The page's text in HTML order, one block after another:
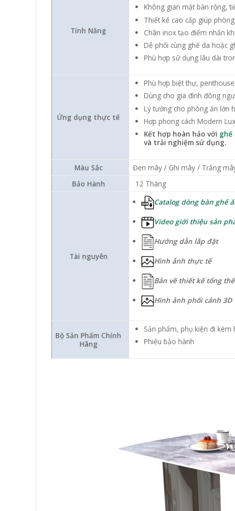
Tính Năng
Không gian mặt bàn rộng,
Thiết kế cao cấp giúp
Chân inox tạo điểm nhấn
Dễ phối cùng ghế da hoặc
Phù hợp sử dụng lâu dài
Ứng dụng thực tế
Phù hợp biệt thự,
Dùng cho gia đình đông
Lý tưởng cho phòng ăn lớn
Hợp phong cách Modern
Kết hợp hoàn hảo với ghế
và trải nghiệm sử dụng.
Màu Sắc
Đen mây / Ghi mây / Trắng
Bảo Hành
12 Tháng
Tài nguyên
Catalog dòng bàn ghế
Video giới thiệu sản
Hướng dẫn lắp đặt
Hình ảnh thực tế
Bản vẽ thiết kế tổng thể
Hình ảnh phối cảnh 3D
Bộ Sản Phẩm Chính
Hãng
Sản phẩm, phụ kiện đi
Phiếu bảo hành